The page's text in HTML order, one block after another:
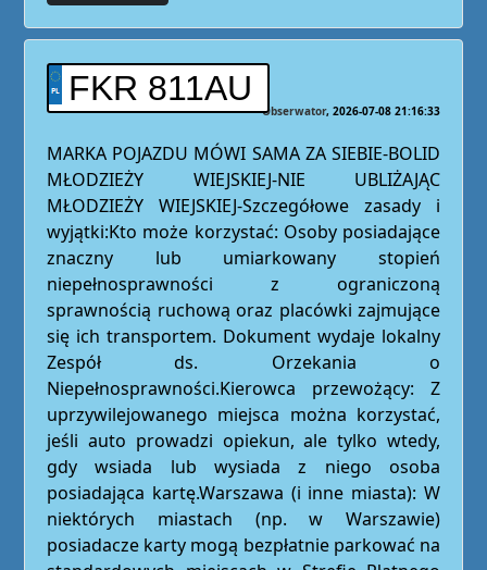
FKR 811AU
Obserwator 2026-07-08 21:16:33
MARKA POJAZDU MÓWI SAMA ZA SIEBIE-BOLID
MŁODZIEŻY WIEJSKIEJ-NIE UBLIŻAJĄC
MŁODZIEŻY WIEJSKIEJ-Szczegółowe zasady i
wyjątki:Kto może korzystać: Osoby posiadające
znaczny lub umiarkowany stopień
niepełnosprawności z ograniczoną
sprawnością ruchową oraz placówki zajmujące
się ich transportem. Dokument wydaje lokalny
Zespół ds. Orzekania o
Niepełnosprawności.Kierowca przewożący: Z
uprzywilejowanego miejsca można korzystać,
jeśli auto prowadzi opiekun, ale tylko wtedy,
gdy wsiada lub wysiada z niego osoba
posiadająca kartę.Warszawa (i inne miasta): W
niektórych miastach (np. w Warszawie)
posiadacze karty mogą bezpłatnie parkować na